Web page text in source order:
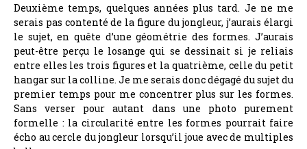
Deuxième temps, quelques années plus tard. Je ne me
serais pas contenté de la figure du jongleur, j’aurais élargi
le sujet, en quête d’une géométrie des formes. J’aurais
peut-être perçu le losange qui se dessinait si je reliais
entre elles les trois figures et la quatrième, celle du petit
hangar sur la colline. Je me serais donc dégagé du sujet du
premier temps pour me concentrer plus sur les formes.
Sans verser pour autant dans une photo purement
formelle : la circularité entre les formes pourrait faire
écho au cercle du jongleur lorsqu’il joue avec de multiples